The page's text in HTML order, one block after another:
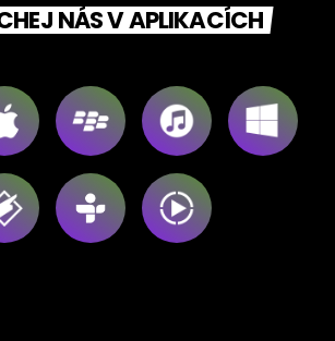
NÁS V APLIKACÍCH